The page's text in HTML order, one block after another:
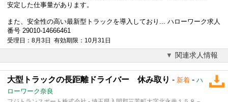
安定した仕事量があります。
また、安全性の高い最新型トラックを導入しており... ハローワーク求人
番号 29010-14666461
受理日：8月3日 有効期限：10月31日
関連求人情報
大型トラックの長距離ドライバー 休み取り - 新着 - ハ
ローワーク奈良